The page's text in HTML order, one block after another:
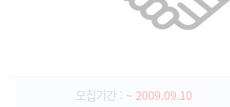
모집기간 : ~ 2009.09.10